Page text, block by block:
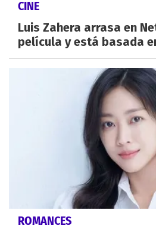
CINE
Luis Zahera arrasa en
película y está basada
ROMANCES